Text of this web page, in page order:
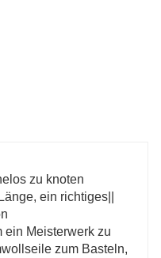
unserem
zu knoten
ein richtiges||
ein Meisterwerk zu
zum Basteln,